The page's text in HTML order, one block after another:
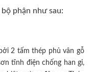
phận như sau:
2 tấm thép phủ vân gỗ
tĩnh điện chống han gỉ,